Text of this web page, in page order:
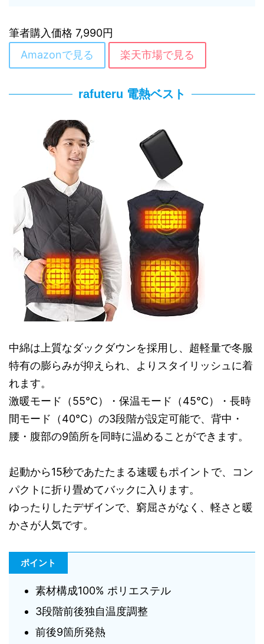
筆者購入価格 7,990円
Amazonで見る
楽天市場で見る
rafuteru 電熱ベスト
中綿は上質なダックダウンを採用し、超軽量で冬服
特有の膨らみが抑えられ、よりスタイリッシュに着
れます。
激暖モード（55℃）・保温モード（45℃）・長時
間モード（40℃）の3段階が設定可能で、背中・
腰・腹部の9箇所を同時に温めることができます。
起動から15秒であたたまる速暖もポイントで、コン
パクトに折り畳めてバックに入ります。
ゆったりしたデザインで、窮屈さがなく、軽さと暖
かさが人気です。
ポイント
素材構成100% ポリエステル
3段階前後独自温度調整
前後9箇所発熱